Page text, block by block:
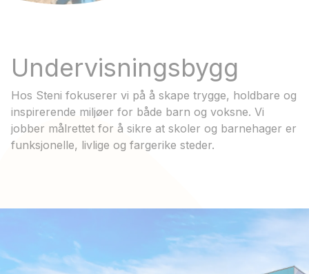
Undervisningsbygg
Hos Steni fokuserer vi på å skape trygge, holdbare og
inspirerende miljøer for både barn og voksne. Vi
jobber målrettet for å sikre at skoler og barnehager er
funksjonelle, livlige og fargerike steder.